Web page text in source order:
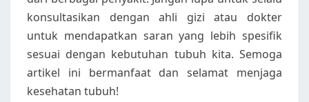
konsultasikan dengan ahli gizi atau dokter
untuk mendapatkan saran yang lebih spesifik
sesuai dengan kebutuhan tubuh kita. Semoga
artikel ini bermanfaat dan selamat menjaga
kesehatan tubuh!